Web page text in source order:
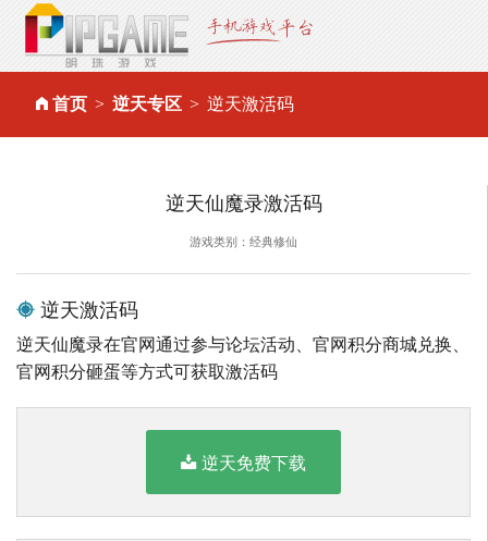
首页 逆天专区 逆天激活码
逆天仙魔录激活码
游戏类别：经典修仙
逆天激活码
逆天仙魔录在官网通过参与论坛活动、官网积分商城兑换、
官网积分砸蛋等方式可获取激活码
逆天免费下载